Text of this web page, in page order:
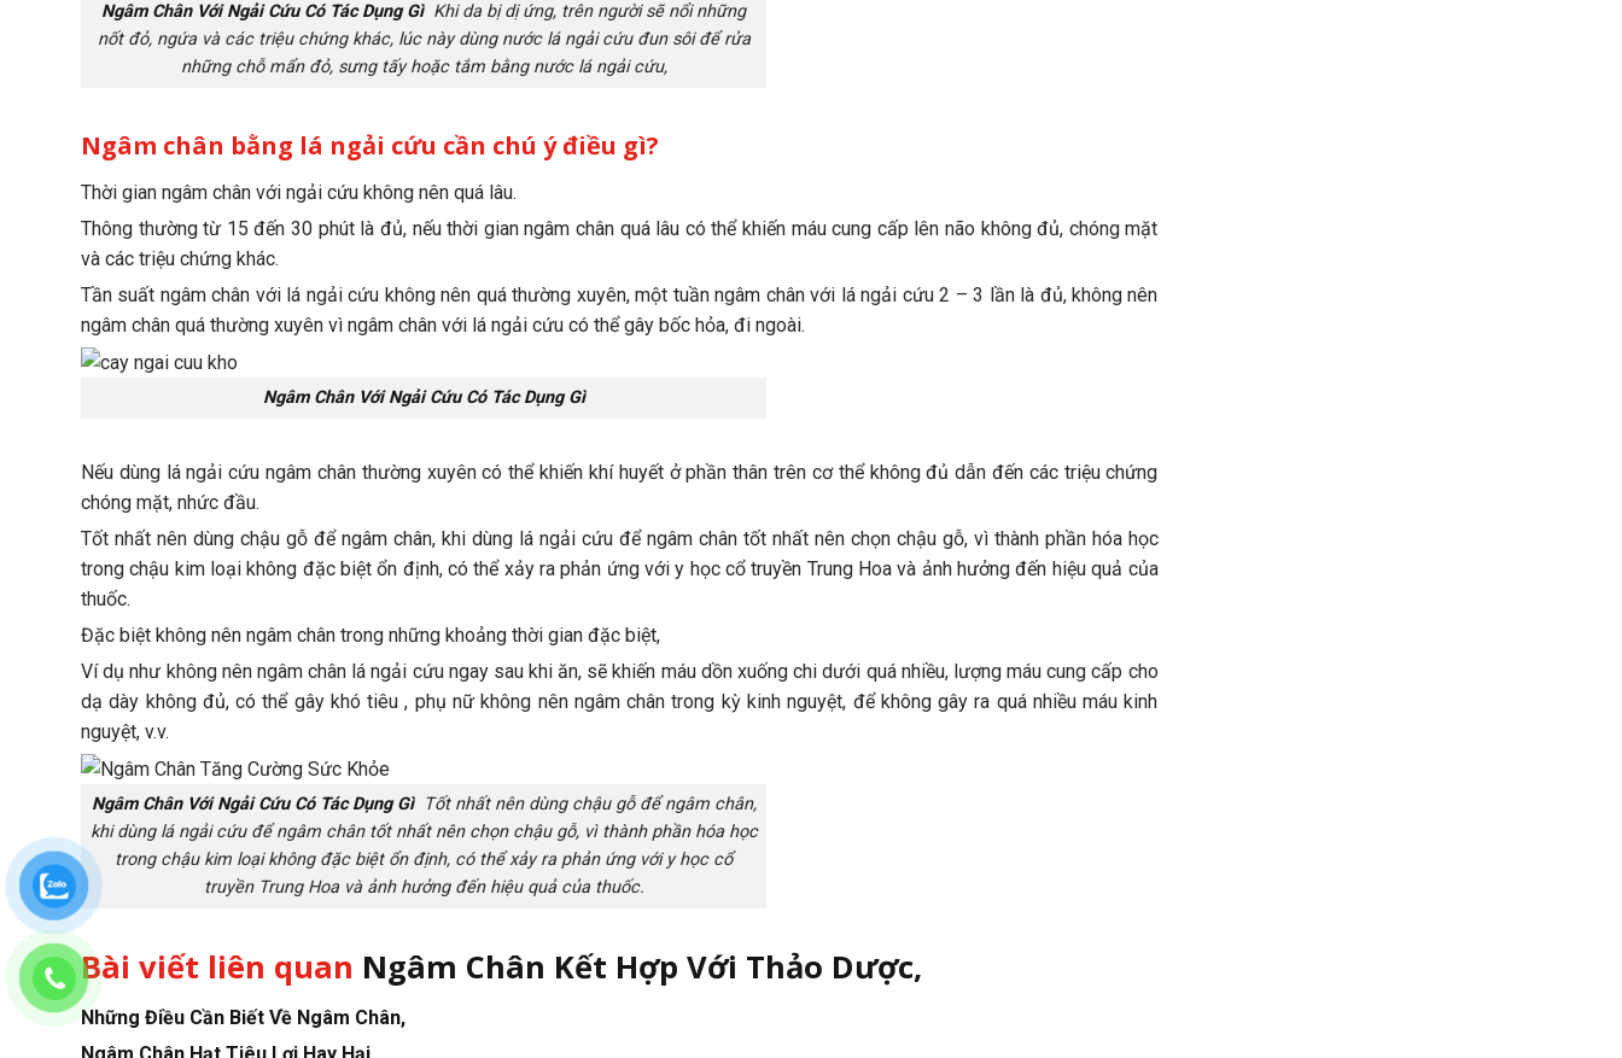
Ngâm Chân Với Ngải Cứu Có Tác Dụng GìKhi da bị dị ứng, trên người sẽ nổi những
nốt đỏ, ngứa và các triệu chứng khác, lúc này dùng nước lá ngải cứu đun sôi để rửa
những chỗ mẩn đỏ, sưng tấy hoặc tắm bằng nước lá ngải cứu,
Ngâm chân bằng lá ngải cứu cần chú ý điều gì?
Thời gian ngâm chân với ngải cứu không nên quá lâu.
Thông thường từ 15 đến 30 phút là đủ, nếu thời gian ngâm chân quá lâu có thể khiến máu cung cấp lên não không đủ, chóng mặt
và các triệu chứng khác.
Tần suất ngâm chân với lá ngải cứu không nên quá thường xuyên, một tuần ngâm chân với lá ngải cứu 2 – 3 lần là đủ, không nên
ngâm chân quá thường xuyên vì ngâm chân với lá ngải cứu có thể gây bốc hỏa, đi ngoài.
Ngâm Chân Với Ngải Cứu Có Tác Dụng Gì
Nếu dùng lá ngải cứu ngâm chân thường xuyên có thể khiến khí huyết ở phần thân trên cơ thể không đủ dẫn đến các triệu chứng
chóng mặt, nhức đầu.
Tốt nhất nên dùng chậu gỗ để ngâm chân, khi dùng lá ngải cứu để ngâm chân tốt nhất nên chọn chậu gỗ, vì thành phần hóa học
trong chậu kim loại không đặc biệt ổn định, có thể xảy ra phản ứng với y học cổ truyền Trung Hoa và ảnh hưởng đến hiệu quả của
thuốc.
Đặc biệt không nên ngâm chân trong những khoảng thời gian đặc biệt,
Ví dụ như không nên ngâm chân lá ngải cứu ngay sau khi ăn, sẽ khiến máu dồn xuống chi dưới quá nhiều, lượng máu cung cấp cho
dạ dày không đủ, có thể gây khó tiêu , phụ nữ không nên ngâm chân trong kỳ kinh nguyệt, để không gây ra quá nhiều máu kinh
nguyệt, v.v.
Ngâm Chân Với Ngải Cứu Có Tác Dụng GìTốt nhất nên dùng chậu gỗ để ngâm chân,
khi dùng lá ngải cứu để ngâm chân tốt nhất nên chọn chậu gỗ, vì thành phần hóa học
trong chậu kim loại không đặc biệt ổn định, có thể xảy ra phản ứng với y học cổ
truyền Trung Hoa và ảnh hưởng đến hiệu quả của thuốc.
Bài viết liên quan Ngâm Chân Kết Hợp Với Thảo Dược,
Những Điều Cần Biết Về Ngâm Chân,
Ngâm Chân Hạt Tiêu Lợi Hay Hại,